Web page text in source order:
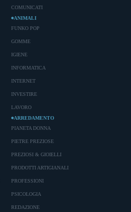
COMUNICATI
ANIMALI
FUNKO POP
GOMME
IGIENE
INFORMATICA
INTERNET
INVESTIRE
LAVORO
ARREDAMENTO
PIANETA DONNA
PIETRE PREZIOSE
PREZIOSI & GIOIELLI
PRODOTTI ARTIGIANALI
PROFESSIONI
PSICOLOGIA
REDAZIONE